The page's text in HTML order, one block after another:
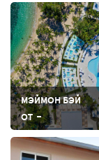
МЭЙМОН БЭЙ
ОТ -